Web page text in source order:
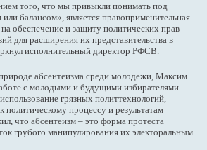
того, что мы привыкли понимать под
балансом», является правоприменительная
обеспечение и защиту политических прав
для расширения их представительства в
исполнительный директор РФСВ.
абсентеизма среди молодежи, Максим
с молодыми и будущими избирателями
грязных политтехнологий,
процессу и результатам
что абсентеизм – это форма протеста
грубого манипулирования их электоральным